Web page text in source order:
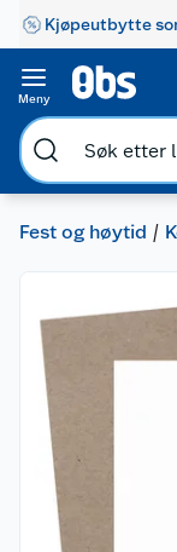
Kjøpeutbytte
Meny
Fest og høytid